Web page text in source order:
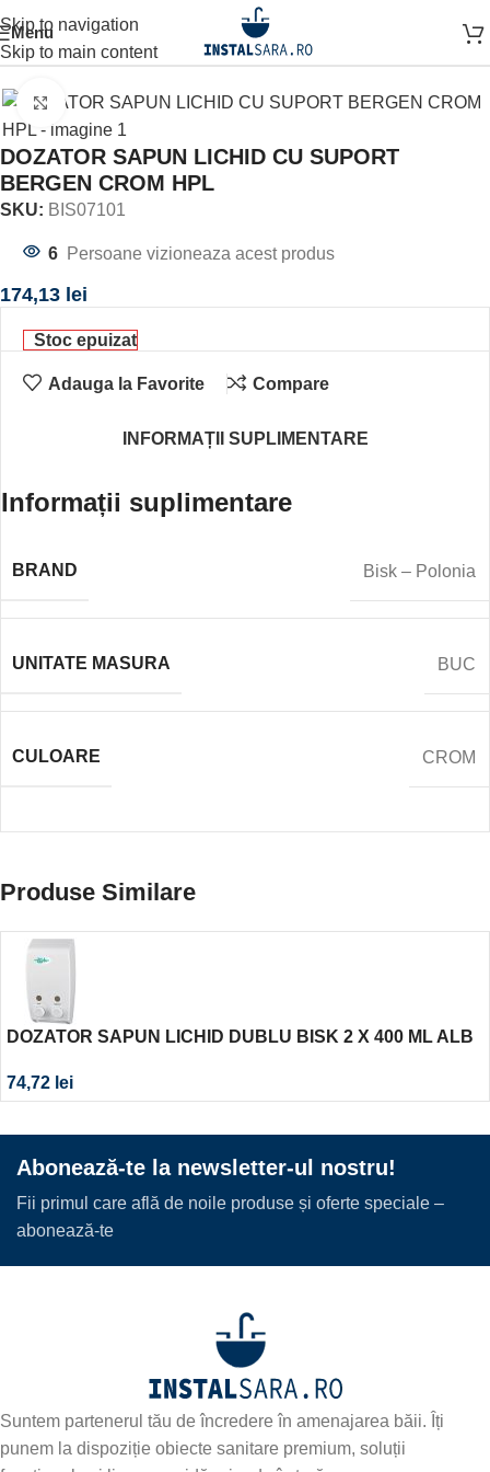
Skip to navigation
Skip to main content
Menu
Prima pagină ACCESORII BAIE ACCESORIU DE PERETE
Click to enlarge
DOZATOR SAPUN LICHID CU SUPORT
BERGEN CROM HPL
SKU: BIS07101
6 Persoane vizioneaza acest produs
174,13 lei
Stoc epuizat
Adauga la Favorite Compare
INFORMAȚII SUPLIMENTARE
Informații suplimentare
BRAND Bisk – Polonia
UNITATE MASURA BUC
CULOARE CROM
Produse Similare
DOZATOR SAPUN LICHID DUBLU BISK 2 X 400 ML ALB
74,72 lei
Abonează-te la newsletter-ul nostru!
Fii primul care află de noile produse și oferte speciale –
abonează-te
Suntem partenerul tău de încredere în amenajarea băii. Îți
punem la dispoziție obiecte sanitare premium, soluții